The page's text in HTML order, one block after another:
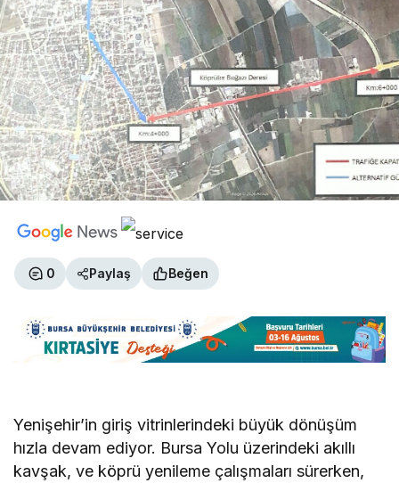
0 Paylaş Beğen
Yenişehir’in giriş vitrinlerindeki büyük dönüşüm
hızla devam ediyor. Bursa Yolu üzerindeki akıllı
kavşak, ve köprü yenileme çalışmaları sürerken,